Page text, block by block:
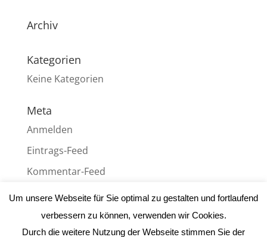
Archiv
Kategorien
Keine Kategorien
Meta
Anmelden
Eintrags-Feed
Kommentar-Feed
WordPress.org
Um unsere Webseite für Sie optimal zu gestalten und fortlaufend
verbessern zu können, verwenden wir Cookies.
Durch die weitere Nutzung der Webseite stimmen Sie der